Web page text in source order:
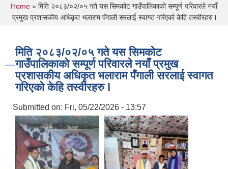
You are here
Home » मिति २०८३/०२/०५ गते यस सिमकोट गाउँपालिकाको सम्पूर्ण परिवारले नयाँ
प्रमुख प्रशासकीय अधिकृत भलाराम पँगाली सरलाई स्वागत गरिएको केहि तस्वीरहरु l
मिति २०८३/०२/०५ गते यस सिमकोट
गाउँपालिकाको सम्पूर्ण परिवारले नयाँ प्रमुख
प्रशासकीय अधिकृत भलाराम पँगाली सरलाई स्वागत
गरिएको केहि तस्वीरहरु l
Submitted on: Fri, 05/22/2026 - 13:57